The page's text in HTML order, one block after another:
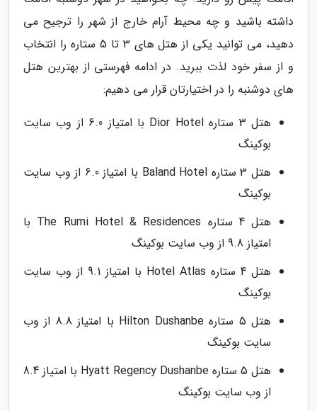
داشته باشید و چه محیط آرام خارج از شهر را ترجیح می
دهید، می توانید یکی از هتل های 3 تا 5 ستاره را انتخاب
و از سفر خود لذت ببرید. در ادامه فهرستی از بهترین هتل
های دوشنبه را در اختیارتان قرار می دهیم:
هتل 3 ستاره Dior Hotel با امتیاز 6.0 از وب سایت
بوکینگ
هتل 3 ستاره Baland Hotel با امتیاز 6.0 از وب سایت
بوکینگ
هتل 4 ستاره The Rumi Hotel & Residences با
امتیاز 9.8 از وب سایت بوکینگ
هتل 4 ستاره Hotel Atlas با امتیاز 9.1 از وب سایت
بوکینگ
هتل 5 ستاره Hilton Dushanbe با امتیاز 8.8 از وب
سایت بوکینگ
هتل 5 ستاره Hyatt Regency Dushanbe با امتیاز 8.4
از وب سایت بوکینگ